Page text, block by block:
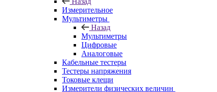
Измерительное
Мультиметры
Назад
Мультиметры
Цифровые
Аналоговые
Кабельные тестеры
Тестеры напряжения
Токовые клещи
Измерители физических величин